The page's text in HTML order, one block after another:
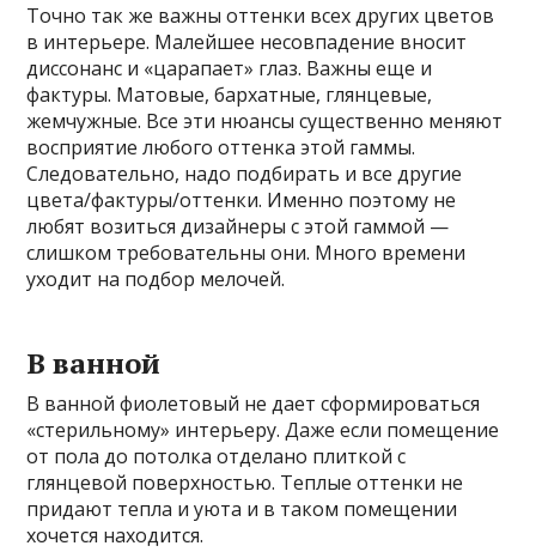
Точно так же важны оттенки всех других цветов
в интерьере. Малейшее несовпадение вносит
диссонанс и «царапает» глаз. Важны еще и
фактуры. Матовые, бархатные, глянцевые,
жемчужные. Все эти нюансы существенно меняют
восприятие любого оттенка этой гаммы.
Следовательно, надо подбирать и все другие
цвета/фактуры/оттенки. Именно поэтому не
любят возиться дизайнеры с этой гаммой —
слишком требовательны они. Много времени
уходит на подбор мелочей.
В ванной
В ванной фиолетовый не дает сформироваться
«стерильному» интерьеру. Даже если помещение
от пола до потолка отделано плиткой с
глянцевой поверхностью. Теплые оттенки не
придают тепла и уюта и в таком помещении
хочется находится.